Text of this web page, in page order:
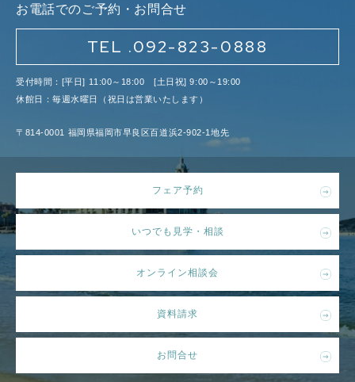
フェア予約
いつでも見学・相談
オンライン相談会
資料請求
お問合せ
お電話でのご予約・お問合せ
TEL .092-823-0888
受付時間：[平日] 11:00～18:00 [土日祝] 9:00～19:00
休館日：毎週水曜日（祝日は営業いたします）
〒814-0001 福岡県福岡市早良区百道浜2-902-1地先